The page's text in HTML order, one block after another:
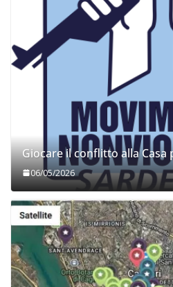
Giocare il conflitto alla Casa
06/05/2026